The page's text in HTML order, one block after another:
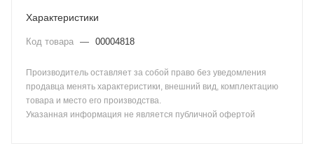
Характеристики
Код товара — 00004818
Производитель оставляет за собой право без уведомления
продавца менять характеристики, внешний вид, комплектацию
товара и место его производства.
Указанная информация не является публичной офертой